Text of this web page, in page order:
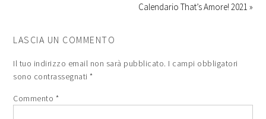
Calendario That’s Amore! 2021 »
LASCIA UN COMMENTO
Il tuo indirizzo email non sarà pubblicato. I campi obbligatori
sono contrassegnati*
Commento *